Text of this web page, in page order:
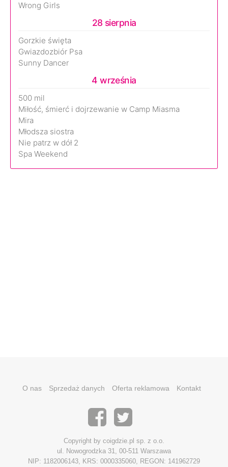
Wrong Girls
28 sierpnia
Gorzkie święta
Gwiazdozbiór Psa
Sunny Dancer
4 września
500 mil
Miłość, śmierć i dojrzewanie w Camp Miasma
Mira
Młodsza siostra
Nie patrz w dół 2
Spa Weekend
O nas Sprzedaż danych Oferta reklamowa Kontakt
Copyright by coigdzie.pl sp. z o.o.
ul. Nowogrodzka 31, 00-511 Warszawa
NIP: 1182006143, KRS: 0000335060, REGON: 141962729